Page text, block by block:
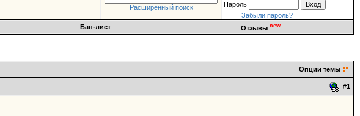
Расширенный поиск
Пароль
Забыли пароль?
Бан-лист Отзывы new
Опции темы
#1